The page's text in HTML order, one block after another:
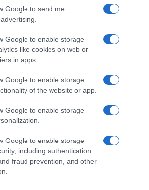
Google to send me
Google to enable storage
like cookies on web or
in apps.
Google to enable storage
of the website or app.
Google to enable storage
Google to enable storage
including authentication
fraud prevention, and other
música electrónica en
y clubs icónicos
tecnológica y el papel de…